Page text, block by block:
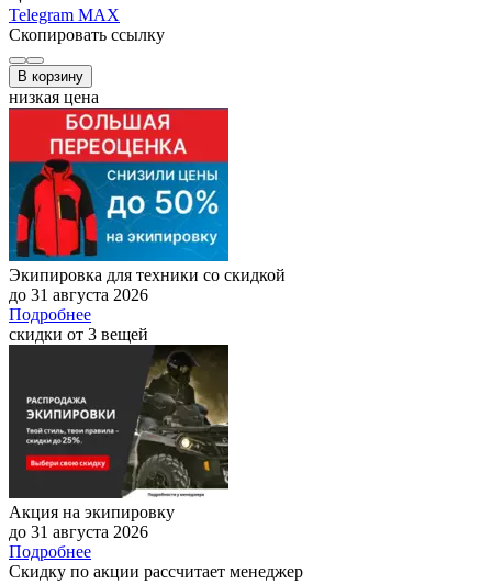
Telegram MAX
Скопировать ссылку
В корзину
низкая цена
Экипировка для техники со скидкой
до 31 августа 2026
Подробнее
скидки от 3 вещей
Акция на экипировку
до 31 августа 2026
Подробнее
Скидку по акции рассчитает менеджер